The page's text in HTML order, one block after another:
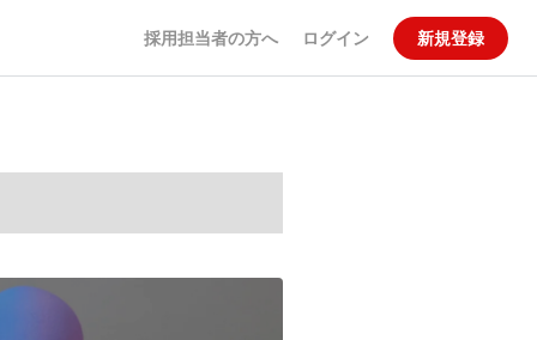
採用担当者の方へ ログイン 新規登録